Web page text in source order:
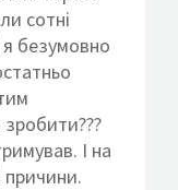
сотні
я безумовно
І на
причини.